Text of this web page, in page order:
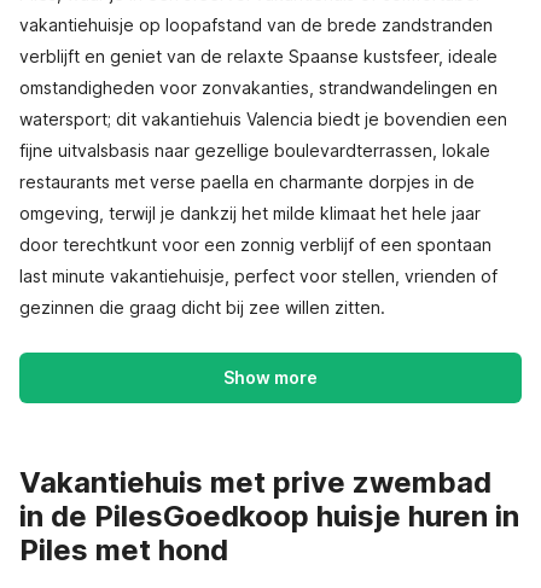
vakantiehuisje op loopafstand van de brede zandstranden
verblijft en geniet van de relaxte Spaanse kustsfeer, ideale
omstandigheden voor zonvakanties, strandwandelingen en
watersport; dit vakantiehuis Valencia biedt je bovendien een
fijne uitvalsbasis naar gezellige boulevardterrassen, lokale
restaurants met verse paella en charmante dorpjes in de
omgeving, terwijl je dankzij het milde klimaat het hele jaar
door terechtkunt voor een zonnig verblijf of een spontaan
last minute vakantiehuisje, perfect voor stellen, vrienden of
gezinnen die graag dicht bij zee willen zitten.
Show more
Vakantiehuis met prive zwembad
in de PilesGoedkoop huisje huren in
Piles met hond